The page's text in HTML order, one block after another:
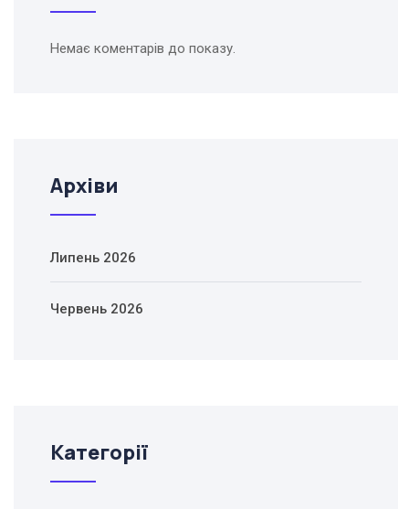
Немає коментарів до показу.
Архіви
Липень 2026
Червень 2026
Категорії